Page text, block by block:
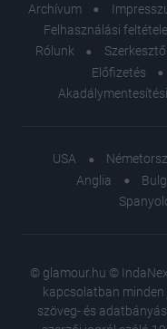
Archívum
Felhasználási
Rólunk
Előfizetés
USA
Anglia
© glamour.hu ©
kapcsolatban
szöveg- és